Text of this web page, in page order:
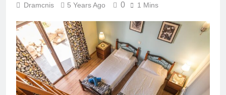
Dramcnis 5 Years Ago 0 1 Mins